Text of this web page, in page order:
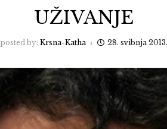
UŽIVANJE
posted by: Krsna-Katha 28. svibnja 2013.